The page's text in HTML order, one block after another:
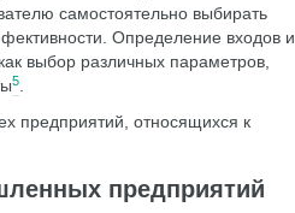
самостоятельно выбирать
Определение входов и
выбор различных параметров,
5
предприятий, относящихся к
предприятий